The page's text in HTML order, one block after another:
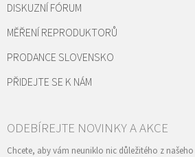
DISKUZNÍ FÓRUM
MĚŘENÍ REPRODUKTORŮ
PRODANCE SLOVENSKO
PŘIDEJTE SE K NÁM